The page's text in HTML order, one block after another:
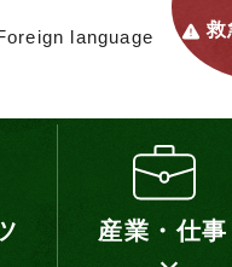
language 救
産業・仕事